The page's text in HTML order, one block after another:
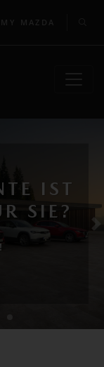
MY MAZDA
IST
SIE?